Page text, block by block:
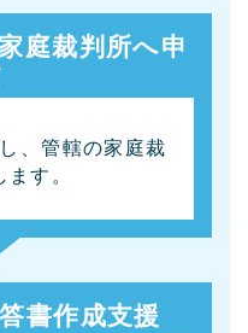
庭裁判所へ申
、管轄の家庭裁
す。
書作成支援